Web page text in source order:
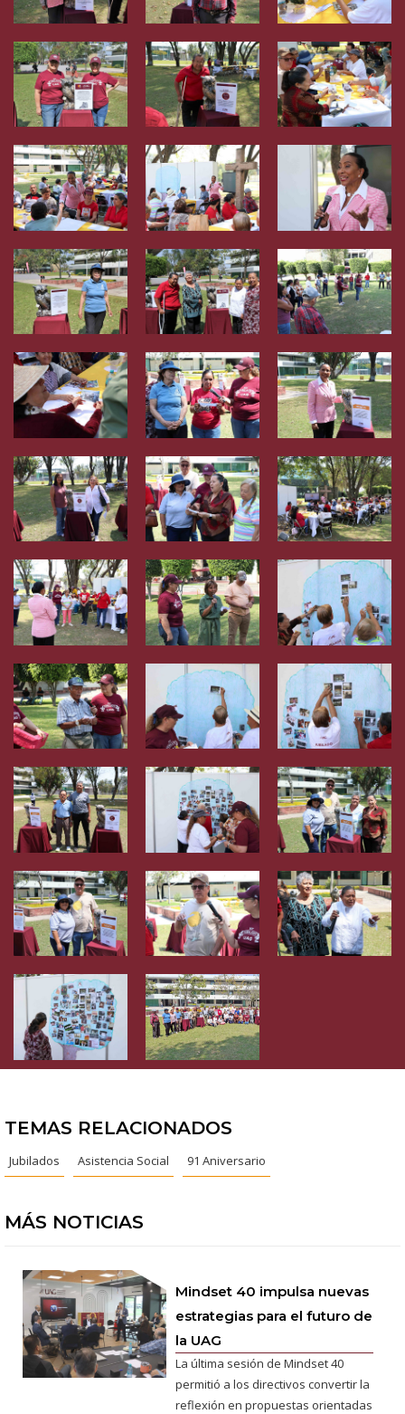
TEMAS RELACIONADOS
Jubilados Asistencia Social 91 Aniversario
MÁS NOTICIAS
Mindset 40 impulsa nuevas
estrategias para el futuro de
la UAG
La última sesión de Mindset 40
permitió a los directivos convertir la
reflexión en propuestas orientadas